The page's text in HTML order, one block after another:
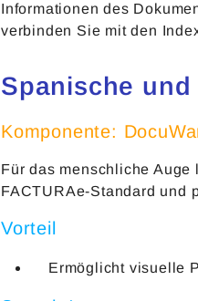
Informationen des
verbinden Sie mit den
Spanische
Komponente:
Für das menschliche
FACTURAe-Standard und
Vorteil
Ermöglicht visuelle